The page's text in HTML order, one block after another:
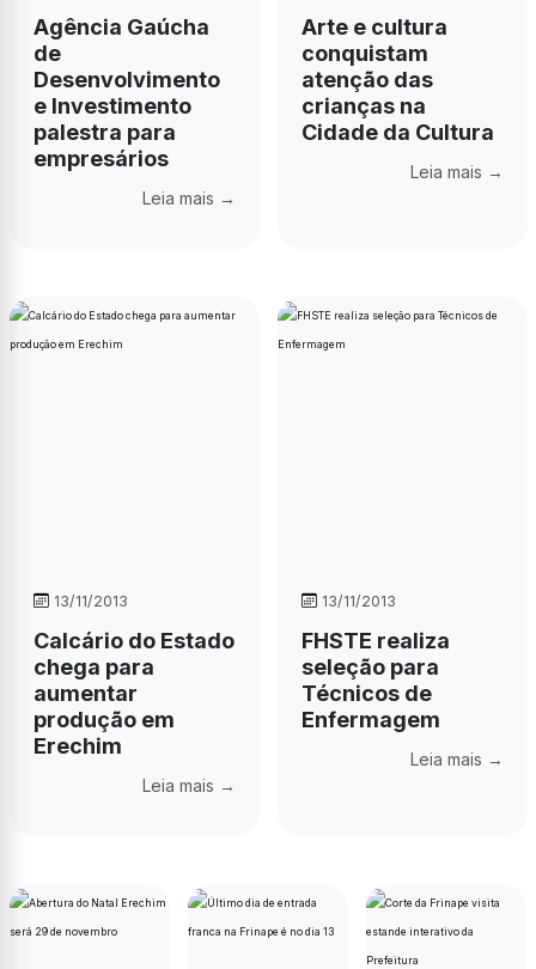
Agência Gaúcha
de
Desenvolvimento
e Investimento
palestra para
empresários
Leia mais →
Arte e cultura
conquistam
atenção das
crianças na
Cidade da Cultura
Leia mais →
13/11/2013
Calcário do Estado
chega para
aumentar
produção em
Erechim
Leia mais →
13/11/2013
FHSTE realiza
seleção para
Técnicos de
Enfermagem
Leia mais →